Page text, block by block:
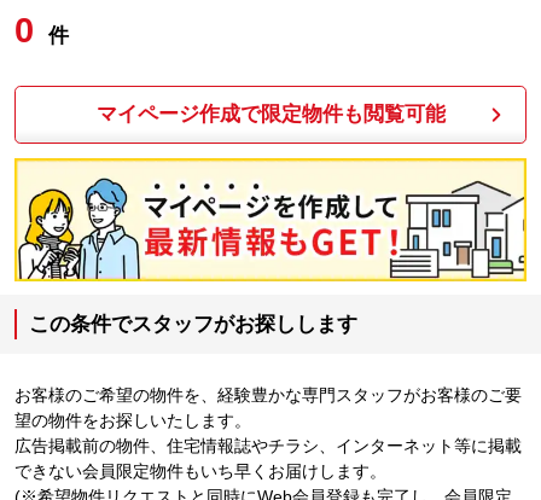
0 件
マイページ作成で限定物件も閲覧可能
この条件でスタッフがお探しします
お客様のご希望の物件を、経験豊かな専門スタッフがお客様のご要
望の物件をお探しいたします。
広告掲載前の物件、住宅情報誌やチラシ、インターネット等に掲載
できない会員限定物件もいち早くお届けします。